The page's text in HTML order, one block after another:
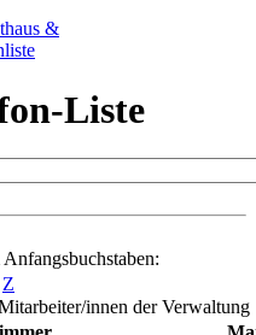
&
Liste
Z
innen der Verwaltung